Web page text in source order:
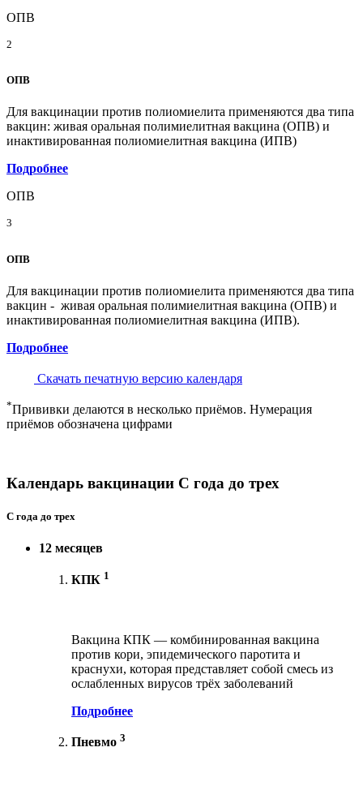
ОПВ
2
ОПВ
Для вакцинации против полиомиелита применяются два типа
вакцин: живая оральная полимиелитная вакцина (ОПВ) и
инактивированная полиомиелитная вакцина (ИПВ)
Подробнее
ОПВ
3
ОПВ
Для вакцинации против полиомиелита применяются два типа
вакцин - живая оральная полимиелитная вакцина (ОПВ) и
инактивированная полиомиелитная вакцина (ИПВ).
Подробнее
Скачать печатную версию календаря
*Прививки делаются в несколько приёмов. Нумерация
приёмов обозначена цифрами
Календарь вакцинации С года до трех
С года до трех
12 месяцев
КПК 1
Вакцина КПК — комбинированная вакцина
против кори, эпидемического паротита и
краснухи, которая представляет собой смесь из
ослабленных вирусов трёх заболеваний
Подробнее
Пневмо 3